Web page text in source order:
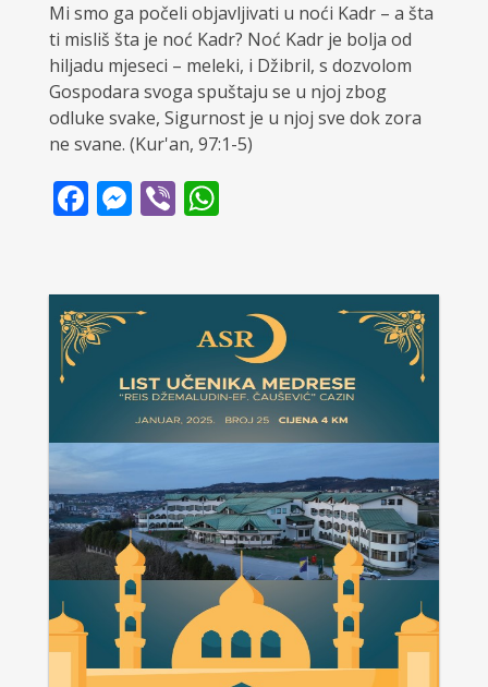
Mi smo ga počeli objavljivati u noći Kadr – a šta
ti misliš šta je noć Kadr? Noć Kadr je bolja od
hiljadu mjeseci – meleki, i Džibril, s dozvolom
Gospodara svoga spuštaju se u njoj zbog
odluke svake, Sigurnost je u njoj sve dok zora
ne svane. (Kur'an, 97:1-5)
Facebook
Messenger
ViberWhatsApp